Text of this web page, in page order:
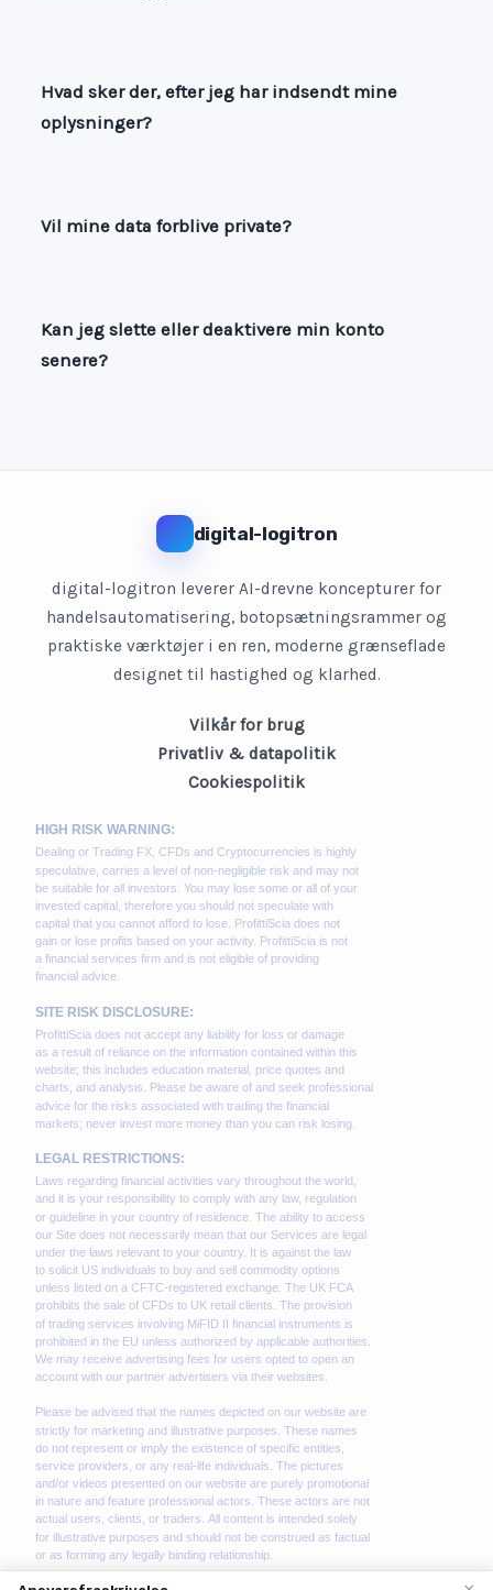
Hvad sker der, efter jeg har indsendt mine
oplysninger?
Vil mine data forblive private?
Kan jeg slette eller deaktivere min konto
senere?
digital-logitron
digital-logitron leverer AI-drevne koncepturer for
handelsautomatisering, botopsætningsrammer og
praktiske værktøjer i en ren, moderne grænseflade
designet til hastighed og klarhed.
Vilkår for brug
Privatliv & datapolitik
Cookiespolitik